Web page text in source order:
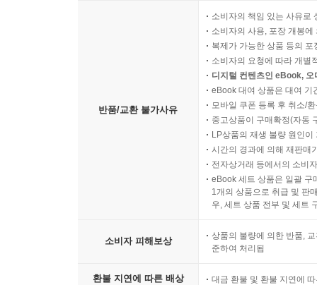
반품/교환 불가사유
소비자의 책임 있는 사유로
소비자의 사용, 포장 개봉
복제가 가능한 상품 등의
소비자의 요청에 따라 개별
디지털 컨텐츠인 eBook,
eBook 대여 상품은 대여 기
모바일 쿠폰 등록 후 취소/
중고상품이 구매확정(자동
LP상품의 재생 불량 원인
시간의 경과에 의해 재판매
전자상거래 등에서의 소비
eBook 세트 상품은 일괄 구
1개의 상품으로 취급 및 판
우, 세트 상품 전부 및 세트
소비자 피해보상
상품의 불량에 의한 반품,
준하여 처리됨
환불 지연에 따른 배상 대금 환불 및 환불 지연에